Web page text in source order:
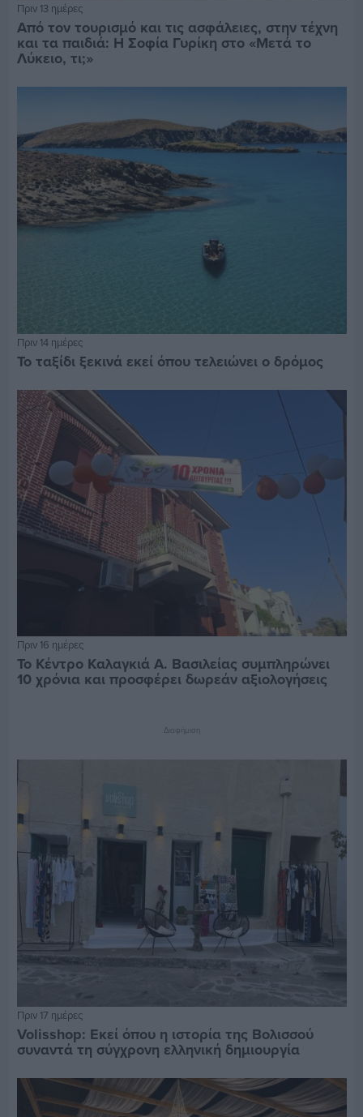
Πριν 13 ημέρες
Από τον τουρισμό και τις ασφάλειες, στην τέχνη
και τα παιδιά: Η Σοφία Γυρίκη στο «Μετά το
Λύκειο, τι;»
Πριν 14 ημέρες
Το ταξίδι ξεκινά εκεί όπου τελειώνει ο δρόμος
Πριν 16 ημέρες
Το Κέντρο Καλαγκιά Α. Βασιλείας συμπληρώνει
10 χρόνια και προσφέρει δωρεάν αξιολογήσεις
Διαφήμιση
Πριν 17 ημέρες
Volisshop: Εκεί όπου η ιστορία της Βολισσού
συναντά τη σύγχρονη ελληνική δημιουργία